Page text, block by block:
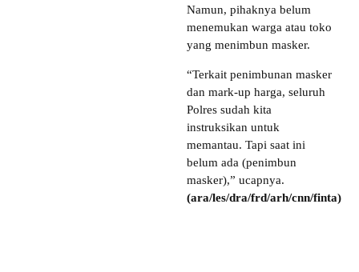
Namun, pihaknya belum
menemukan warga atau toko
yang menimbun masker.
“Terkait penimbunan masker
dan mark-up harga, seluruh
Polres sudah kita
instruksikan untuk
memantau. Tapi saat ini
belum ada (penimbun
masker),” ucapnya.
(ara/les/dra/frd/arh/cnn/finta)